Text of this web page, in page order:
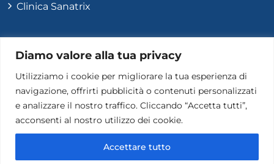
Diamo valore alla tua privacy
Utilizziamo i cookie per migliorare la tua esperienza di
navigazione, offrirti pubblicità o contenuti personalizzati
e analizzare il nostro traffico. Cliccando “Accetta tutti”,
acconsenti al nostro utilizzo dei cookie.
Accettare tutto
Clinica Sanatrix
Contatti
+39 331 9584817
Info@carlopastoreoncologo.com